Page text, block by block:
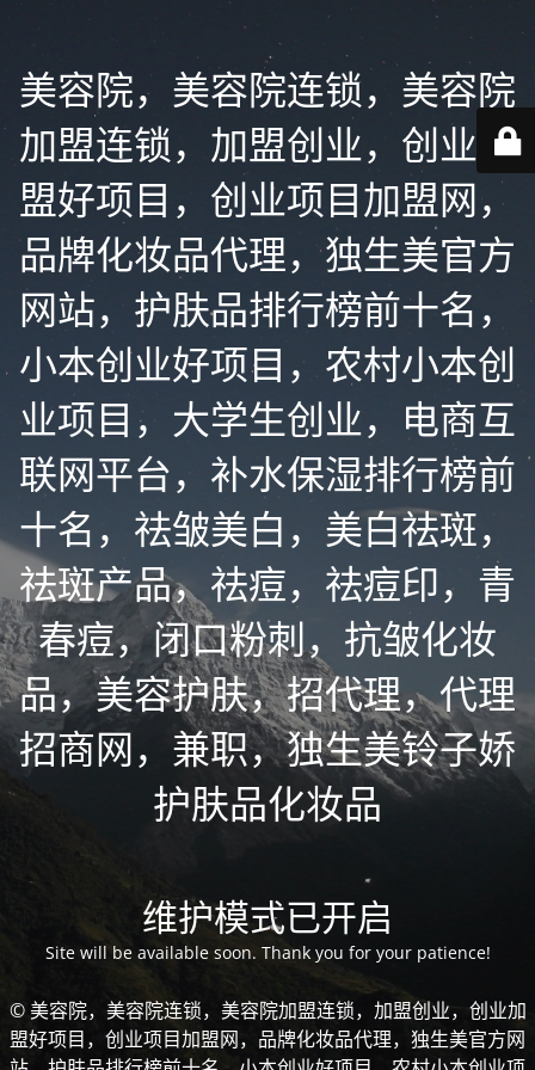
美容院，美容院连锁，美容院
加盟连锁，加盟创业，创业加
盟好项目，创业项目加盟网，
品牌化妆品代理，独生美官方
网站，护肤品排行榜前十名，
小本创业好项目，农村小本创
业项目，大学生创业，电商互
联网平台，补水保湿排行榜前
十名，祛皱美白，美白祛斑，
祛斑产品，祛痘，祛痘印，青
春痘，闭口粉刺，抗皱化妆
品，美容护肤，招代理，代理
招商网，兼职，独生美铃子娇
护肤品化妆品
维护模式已开启
Site will be available soon. Thank you for your patience!
© 美容院，美容院连锁，美容院加盟连锁，加盟创业，创业加
盟好项目，创业项目加盟网，品牌化妆品代理，独生美官方网